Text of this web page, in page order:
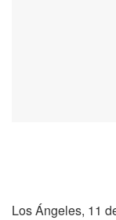
Los Ángeles, 11